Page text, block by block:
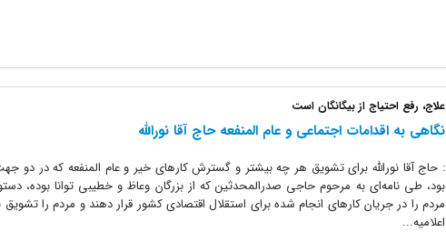
علاج، رفع احتیاج از بیگانگان است
نگاهى به اقدامات اجتماعى و عام ‏المنفعه حاج‏ آقا نورالله
: حاج آقا نوراللّه براى تشویق هر چه بیشتر و گسترش کارهاى خیر و عام المنفعه که در دو
بود، طى نامه‌اى به مرحوم حاجى صدرالمحدثین که از بزرگان وعاظ و خطیبى توانا بوده،
مردم را در جریان کارهاى انجام شده براى استقلال اقتصادى کشور قرار دهند و مردم را تشویق
اعلامیه...